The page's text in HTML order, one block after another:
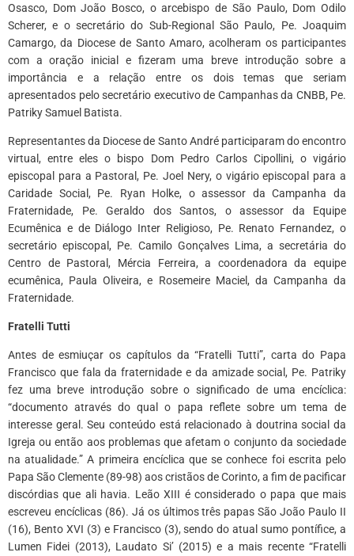
Osasco, Dom João Bosco, o arcebispo de São Paulo, Dom Odilo
Scherer, e o secretário do Sub-Regional São Paulo, Pe. Joaquim
Camargo, da Diocese de Santo Amaro, acolheram os participantes
com a oração inicial e fizeram uma breve introdução sobre a
importância e a relação entre os dois temas que seriam
apresentados pelo secretário executivo de Campanhas da CNBB, Pe.
Patriky Samuel Batista.
Representantes da Diocese de Santo André participaram do encontro
virtual, entre eles o bispo Dom Pedro Carlos Cipollini, o vigário
episcopal para a Pastoral, Pe. Joel Nery, o vigário episcopal para a
Caridade Social, Pe. Ryan Holke, o assessor da Campanha da
Fraternidade, Pe. Geraldo dos Santos, o assessor da Equipe
Ecumênica e de Diálogo Inter Religioso, Pe. Renato Fernandez, o
secretário episcopal, Pe. Camilo Gonçalves Lima, a secretária do
Centro de Pastoral, Mércia Ferreira, a coordenadora da equipe
ecumênica, Paula Oliveira, e Rosemeire Maciel, da Campanha da
Fraternidade.
Fratelli Tutti
Antes de esmiuçar os capítulos da “Fratelli Tutti”, carta do Papa
Francisco que fala da fraternidade e da amizade social, Pe. Patriky
fez uma breve introdução sobre o significado de uma encíclica:
“documento através do qual o papa reflete sobre um tema de
interesse geral. Seu conteúdo está relacionado à doutrina social da
Igreja ou então aos problemas que afetam o conjunto da sociedade
na atualidade.” A primeira encíclica que se conhece foi escrita pelo
Papa São Clemente (89-98) aos cristãos de Corinto, a fim de pacificar
discórdias que ali havia. Leão XIII é considerado o papa que mais
escreveu encíclicas (86). Já os últimos três papas São João Paulo II
(16), Bento XVI (3) e Francisco (3), sendo do atual sumo pontífice, a
Lumen Fidei (2013), Laudato Si’ (2015) e a mais recente “Fratelli